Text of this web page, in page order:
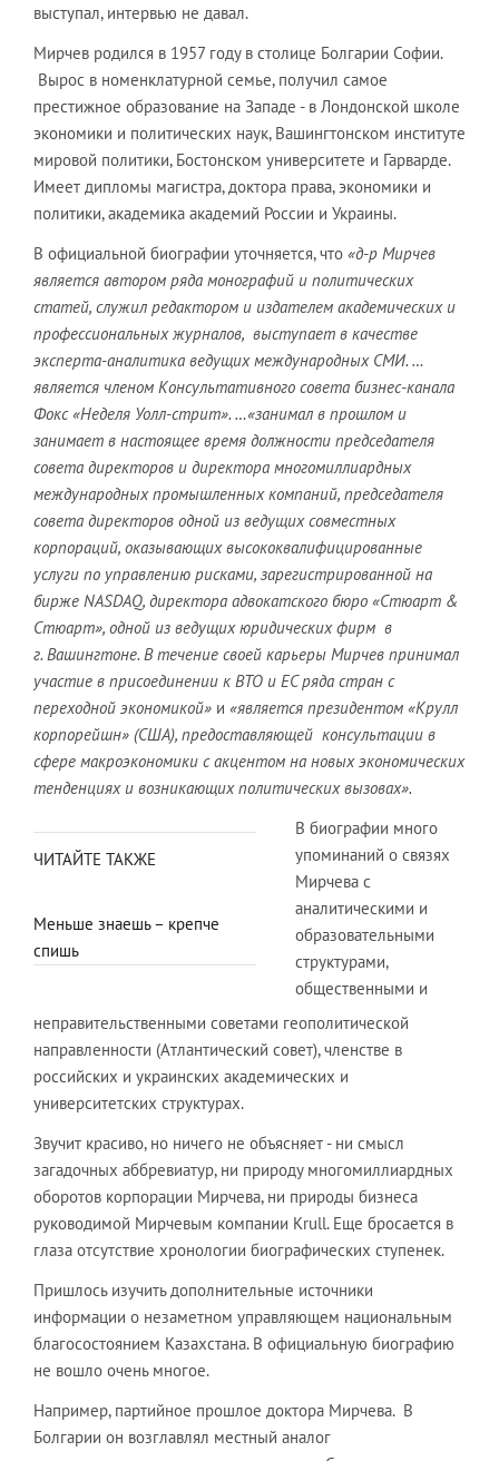
выступал, интервью не давал.
Мирчев родился в 1957 году в столице Болгарии Софии.
Вырос в номенклатурной семье, получил самое
престижное образование на Западе - в Лондонской школе
экономики и политических наук, Вашингтонском институте
мировой политики, Бостонском университете и Гарварде.
Имеет дипломы магистра, доктора права, экономики и
политики, академика академий России и Украины.
В официальной биографии уточняется, что «д-р Мирчев
является автором ряда монографий и политических
статей, служил редактором и издателем академических и
профессиональных журналов, выступает в качестве
эксперта-аналитика ведущих международных СМИ. …
является членом Консультативного совета бизнес-канала
Фокс «Неделя Уолл-стрит». …«занимал в прошлом и
занимает в настоящее время должности председателя
совета директоров и директора многомиллиардных
международных промышленных компаний, председателя
совета директоров одной из ведущих совместных
корпораций, оказывающих высококвалифицированные
услуги по управлению рисками, зарегистрированной на
бирже NASDAQ, директора адвокатского бюро «Стюарт &
Стюарт», одной из ведущих юридических фирм в
г. Вашингтоне. В течение своей карьеры Мирчев принимал
участие в присоединении к ВТО и ЕС ряда стран с
переходной экономикой» и «является президентом «Крулл
корпорейшн» (США), предоставляющей консультации в
сфере макроэкономики с акцентом на новых экономических
тенденциях и возникающих политических вызовах».
ЧИТАЙТЕ ТАКЖЕ
Меньше знаешь – крепче
спишь
В биографии много
упоминаний о связях
Мирчева с
аналитическими и
образовательными
структурами,
общественными и
неправительственными советами геополитической
направленности (Атлантический совет), членстве в
российских и украинских академических и
университетских структурах.
Звучит красиво, но ничего не объясняет - ни смысл
загадочных аббревиатур, ни природу многомиллиардных
оборотов корпорации Мирчева, ни природы бизнеса
руководимой Мирчевым компании Krull. Еще бросается в
глаза отсутствие хронологии биографических ступенек.
Пришлось изучить дополнительные источники
информации о незаметном управляющем национальным
благосостоянием Казахстана. В официальную биографию
не вошло очень многое.
Например, партийное прошлое доктора Мирчева. В
Болгарии он возглавлял местный аналог